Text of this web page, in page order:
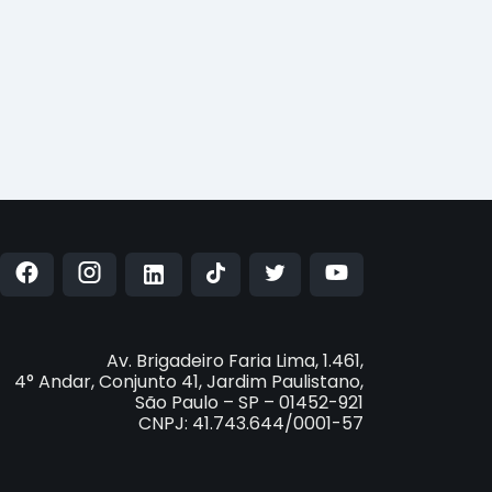
Av. Brigadeiro Faria Lima, 1.461,
4° Andar, Conjunto 41, Jardim Paulistano,
São Paulo – SP – 01452-921
CNPJ: 41.743.644/0001-57